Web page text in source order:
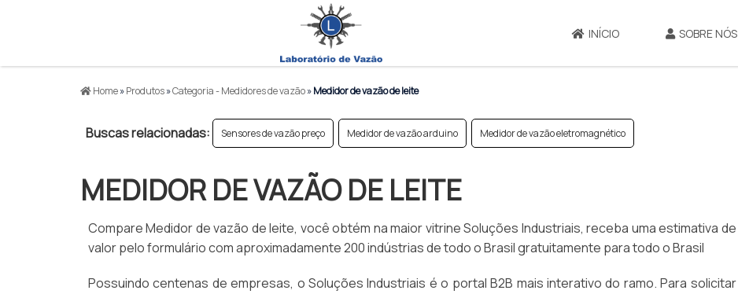
INÍCIO SOBRE NÓS
Home»Produtos»Categoria - Medidores de vazão»Medidor de vazão de leite
Buscas relacionadas: Sensores de vazão preço Medidor de vazão arduino Medidor de vazão eletromagnético
MEDIDOR DE VAZÃO DE LEITE
Compare Medidor de vazão de leite, você obtém na maior vitrine Soluções Industriais, receba uma estimativa de
valor pelo formulário com aproximadamente 200 indústrias de todo o Brasil gratuitamente para todo o Brasil
Possuindo centenas de empresas, o Soluções Industriais é o portal B2B mais interativo do ramo. Para solicitar